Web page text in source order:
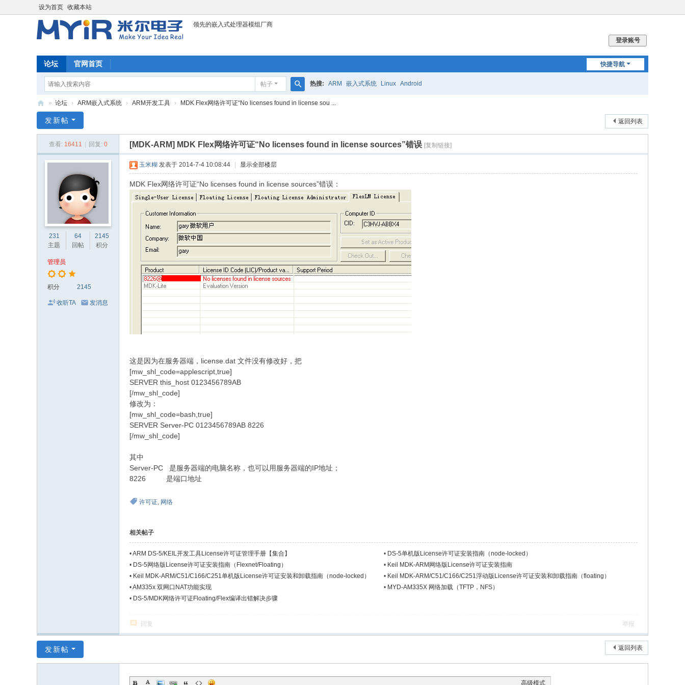
设为首页 收藏本站
领先的嵌入式处理器模组厂商
登录账号
快捷导航
论坛 官网首页
帖子
搜
热搜: ARM 嵌入式系统 Linux Android
尔
» 论坛 › ARM嵌入式系统 › ARM开发工具 › MDK Flex网络许可证“No licenses found in license sou ...
返回列表
发新帖
查看: 16411 回复: 0 [MDK-ARM] MDK Flex网络许可证“No licenses found in license sources”错误 [复制链接]
231
主题
64
回帖
2145
积分
管理员
积分 2145
收听TA 发消息
玉米糊 发表于 2014-7-4 10:08:44 显示全部楼层
MDK Flex网络许可证“No licenses found in license sources”错误：
这是因为在服务器端，license.dat 文件没有修改好，把
[mw_shl_code=applescript,true]
SERVER this_host 0123456789AB
[/mw_shl_code]
修改为：
[mw_shl_code=bash,true]
SERVER Server-PC 0123456789AB 8226
[/mw_shl_code]
其中
Server-PC 是服务器端的电脑名称，也可以用服务器端的IP地址；
8226 是端口地址
许可证, 网络
相关帖子
•ARM DS-5/KEIL开发工具License许可证管理手册【集合】 • DS-5单机版License许可证安装指南（node-locked）
• DS-5网络版License许可证安装指南（Flexnet/Floating） • Keil MDK-ARM网络版License许可证安装指南
• Keil MDK-ARM/C51/C166/C251单机版License许可证安装和卸载指南（node-locked） • Keil MDK-ARM/C51/C166/C251浮动版License许可证安装和卸载指南（floating）
•AM335x 双网口NAT功能实现 • MYD-AM335X 网络加载（TFTP，NFS）
• DS-5/MDK网络许可证Floating/Flex编译出错解决步骤
回复 举报
返回列表
发新帖
高级模式